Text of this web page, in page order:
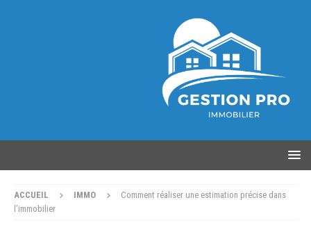
ACCUEIL IMMO
Comment réaliser une estimation précise dans
l’immobilier